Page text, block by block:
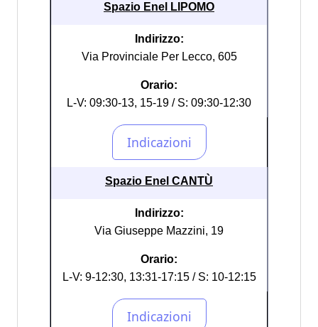
Spazio Enel LIPOMO
Indirizzo:
Via Provinciale Per Lecco, 605
Orario:
L-V: 09:30-13, 15-19 / S: 09:30-12:30
Spazio Enel CANTÙ
Indirizzo:
Via Giuseppe Mazzini, 19
Orario:
L-V: 9-12:30, 13:31-17:15 / S: 10-12:15